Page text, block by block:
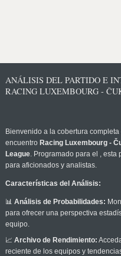
ANÁLISIS DEL PARTIDO E
RACING LUXEMBOURG -
Bienvenido a la cobertura completa
encuentro Racing Luxembourg -
League. Programado para el , esta
para aficionados y analistas.
Características del Análisis:
📊 Análisis de Probabilidades:
para ofrecer una perspectiva
equipo.
📈 Archivo de Rendimiento:
reciente de los equipos y